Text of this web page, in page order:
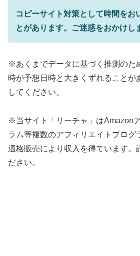
コピーサイト対策として時間をお
とがあります。ご迷惑をおかけし
※あくまでデータに基づく推測のた
時が予想日時と大きくずれることが
してください。
※当サイト「リーチャ」はAmazon
ラム等複数のアフィリエイトプログ
適格販売により収入を得ています。
ださい。